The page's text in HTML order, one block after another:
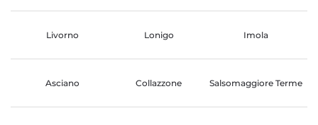
Livorno Lonigo Imola
Asciano Collazzone Salsomaggiore Terme